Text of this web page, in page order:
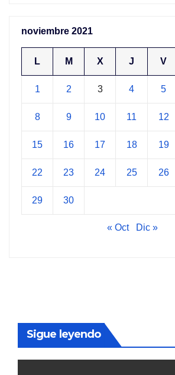
noviembre 2021
L M X J V
1 2 3 4 5
8 9 10 11 12
15 16 17 18 19
22 23 24 25 26
29 30
« Oct Dic »
Sigue leyendo